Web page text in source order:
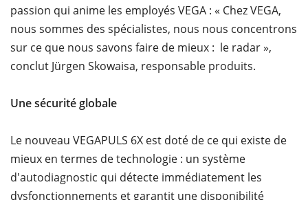
passion qui anime les employés VEGA : « Chez VEGA,
nous sommes des spécialistes, nous nous concentrons
sur ce que nous savons faire de mieux : le radar »,
conclut Jürgen Skowaisa, responsable produits.
Une sécurité globale
Le nouveau VEGAPULS 6X est doté de ce qui existe de
mieux en termes de technologie : un système
d'autodiagnostic qui détecte immédiatement les
dysfonctionnements et garantit une disponibilité